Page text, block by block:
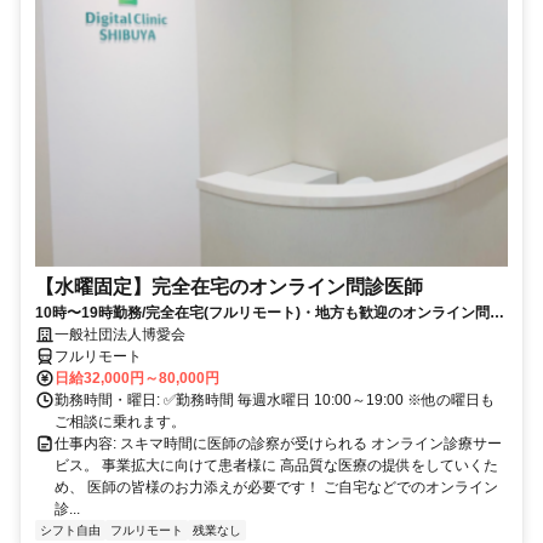
【水曜固定】完全在宅のオンライン問診医師
10時〜19時勤務/完全在宅(フルリモート)・地方も歓迎のオンライン問診
業務一般社団法人博愛会
フルリモート
日給32,000円～80,000円
勤務時間・曜日: ✅勤務時間 毎週水曜日 10:00～19:00 ※他の曜日も
ご相談に乗れます。
仕事内容: スキマ時間に医師の診察が受けられる オンライン診療サー
ビス。 事業拡大に向けて患者様に 高品質な医療の提供をしていくた
め、 医師の皆様のお力添えが必要です！ ご自宅などでのオンライン
診...
シフト自由 フルリモート 残業なし